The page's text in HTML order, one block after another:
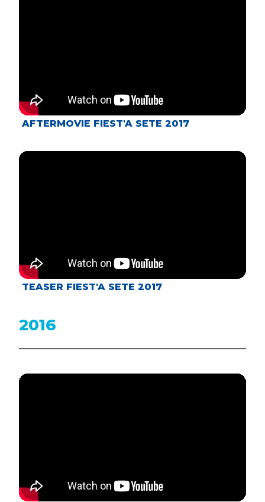
AFTERMOVIE FIEST'A SETE 2017
TEASER FIEST'A SETE 2017
2016